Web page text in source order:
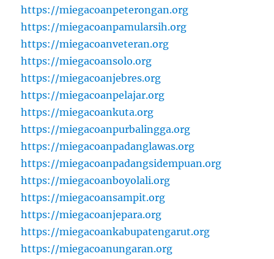
https://miegacoanpeterongan.org
https://miegacoanpamularsih.org
https://miegacoanveteran.org
https://miegacoansolo.org
https://miegacoanjebres.org
https://miegacoanpelajar.org
https://miegacoankuta.org
https://miegacoanpurbalingga.org
https://miegacoanpadanglawas.org
https://miegacoanpadangsidempuan.org
https://miegacoanboyolali.org
https://miegacoansampit.org
https://miegacoanjepara.org
https://miegacoankabupatengarut.org
https://miegacoanungaran.org